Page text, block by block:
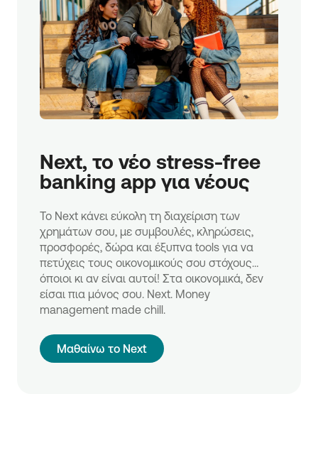
Next, το νέο stress-free
banking app για νέους
Το Next κάνει εύκολη τη διαχείριση των
χρημάτων σου, με συμβουλές, κληρώσεις,
προσφορές, δώρα και έξυπνα tools για να
πετύχεις τους οικονομικούς σου στόχους…
όποιοι κι αν είναι αυτοί! Στα οικονομικά, δεν
είσαι πια μόνος σου. Next. Money
management made chill.
Μαθαίνω το Next